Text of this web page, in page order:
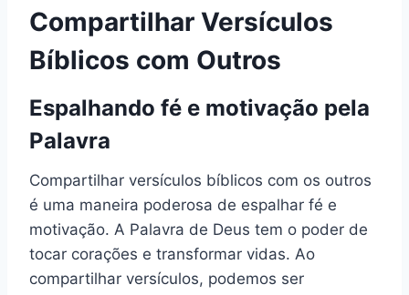
Compartilhar Versículos
Bíblicos com Outros
Espalhando fé e motivação pela
Palavra
Compartilhar versículos bíblicos com os outros
é uma maneira poderosa de espalhar fé e
motivação. A Palavra de Deus tem o poder de
tocar corações e transformar vidas. Ao
compartilhar versículos, podemos ser